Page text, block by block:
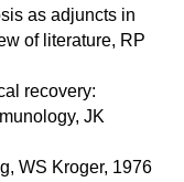
as adjuncts in
of literature, RP
recovery:
JK
WS Kroger, 1976